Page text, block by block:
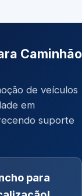
Caminhão
de veículos
em
suporte
para